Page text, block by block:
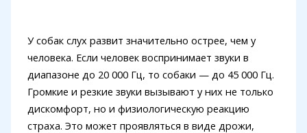
У собак слух развит значительно острее, чем у
человека. Если человек воспринимает звуки в
диапазоне до 20 000 Гц, то собаки — до 45 000 Гц.
Громкие и резкие звуки вызывают у них не только
дискомфорт, но и физиологическую реакцию
страха. Это может проявляться в виде дрожи,